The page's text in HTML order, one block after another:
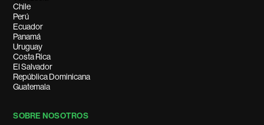
Chile
Perú
Ecuador
Panamá
Uruguay
Costa Rica
El Salvador
República Dominicana
Guatemala
SOBRE NOSOTROS